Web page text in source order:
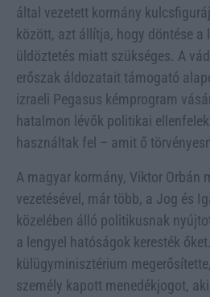
által vezetett kormány
között, azt állítja, hogy döntése a
üldöztetés miatt szükséges. A
erőszak áldozatait támogató
izraeli Pegasus kémprogram
hatalmon lévők politikai
használtak fel – amit ő
A magyar kormány, Viktor Orbán
vezetésével, már több, a Jog és
közelében álló politikusnak
a lengyel hatóságok keresték
külügyminisztérium
személy kapott menedékjogot,